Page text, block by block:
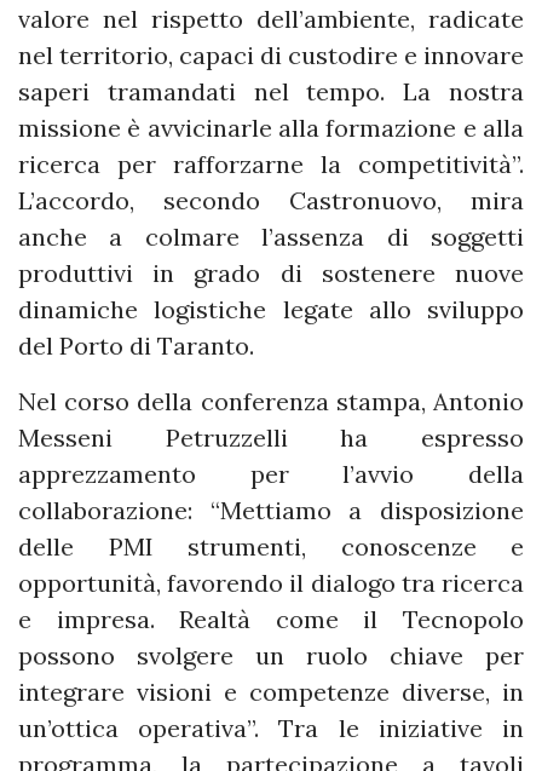
valore nel rispetto dell’ambiente, radicate
nel territorio, capaci di custodire e innovare
saperi tramandati nel tempo. La nostra
missione è avvicinarle alla formazione e alla
ricerca per rafforzarne la competitività”.
L’accordo, secondo Castronuovo, mira
anche a colmare l’assenza di soggetti
produttivi in grado di sostenere nuove
dinamiche logistiche legate allo sviluppo
del Porto di Taranto.
Nel corso della conferenza stampa, Antonio
Messeni Petruzzelli ha espresso
apprezzamento per l’avvio della
collaborazione: “Mettiamo a disposizione
delle PMI strumenti, conoscenze e
opportunità, favorendo il dialogo tra ricerca
e impresa. Realtà come il Tecnopolo
possono svolgere un ruolo chiave per
integrare visioni e competenze diverse, in
un’ottica operativa”. Tra le iniziative in
programma, la partecipazione a tavoli